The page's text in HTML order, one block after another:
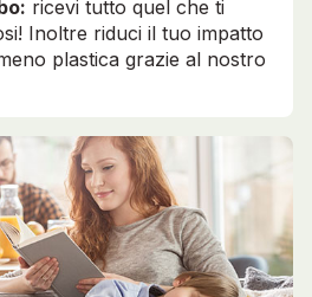
ricevi tutto quel che ti
Inoltre riduci il tuo impatto
plastica grazie al nostro